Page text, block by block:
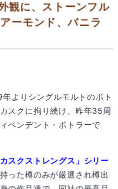
観に、ストーンフル
ーモンド、バニラ
よりシングルモルトのボト
スクに拘り続け、昨年35周
ペンデント・ボトラーで
カスクストレングス」シリー
った樽のみが厳選され樽出